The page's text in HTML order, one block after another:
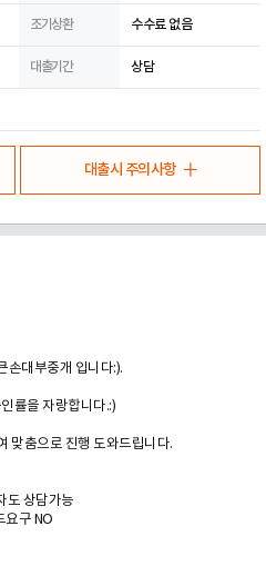
조기상환 수수료 없음
대출기간 상담
대출시 주의사항
손대부중개 입니다:).
률을 자랑합니다.:)
맞춤으로 진행 도와드립니다.
도 상담가능
요구 NO